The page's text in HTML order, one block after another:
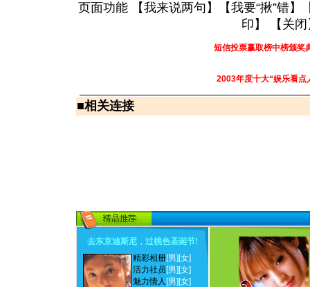
页面功能 【我来说两句 】【我要“揪”错】
印 】 【 关闭
短信投票赢取榜中榜颁奖
2003年度十大“娱乐看点
■相关连接
去东京迪斯尼，过桃色圣诞节!
精彩相册[男] [女]
活力社员 [男] [女]
魅力情人 [男] [女]